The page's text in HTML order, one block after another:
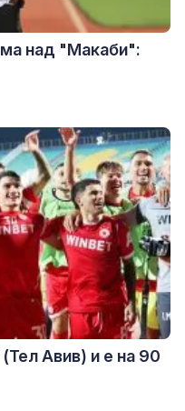
над "Макаби":
Авив) и е на 90